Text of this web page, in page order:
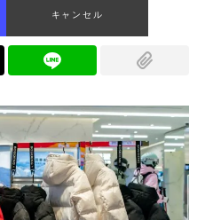
キャンセル